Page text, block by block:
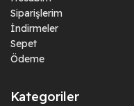
Siparişlerim
İndirmeler
Sepet
Ödeme
Kategoriler